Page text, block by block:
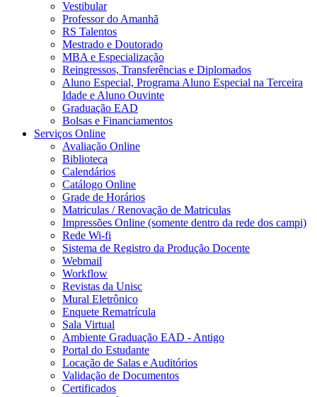
Vestibular
Professor do Amanhã
RS Talentos
Mestrado e Doutorado
MBA e Especialização
Reingressos, Transferências e Diplomados
Aluno Especial, Programa Aluno Especial na Terceira
Idade e Aluno Ouvinte
Graduação EAD
Bolsas e Financiamentos
Serviços Online
Avaliação Online
Biblioteca
Calendários
Catálogo Online
Grade de Horários
Matriculas / Renovação de Matriculas
Impressões Online (somente dentro da rede dos campi)
Rede Wi-fi
Sistema de Registro da Produção Docente
Webmail
Workflow
Revistas da Unisc
Mural Eletrônico
Enquete Rematrícula
Sala Virtual
Ambiente Graduação EAD - Antigo
Portal do Estudante
Locação de Salas e Auditórios
Validação de Documentos
Certificados